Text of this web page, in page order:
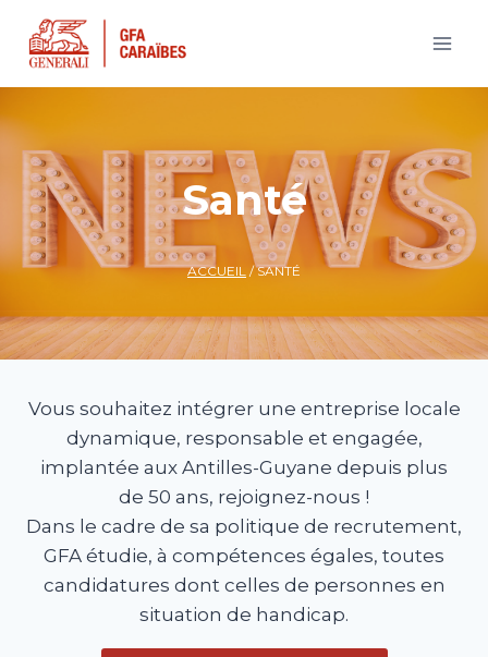
contenu
Santé
ACCUEIL / SANTÉ
Vous souhaitez intégrer une entreprise locale
dynamique, responsable et engagée,
implantée aux Antilles-Guyane depuis plus
de 50 ans, rejoignez-nous !
Dans le cadre de sa politique de recrutement,
GFA étudie, à compétences égales, toutes
candidatures dont celles de personnes en
situation de handicap.